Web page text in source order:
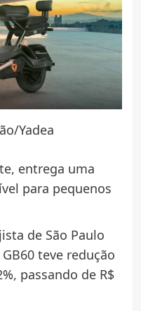
Yadea
entrega uma
para pequenos
de São Paulo
teve redução
passando de R$